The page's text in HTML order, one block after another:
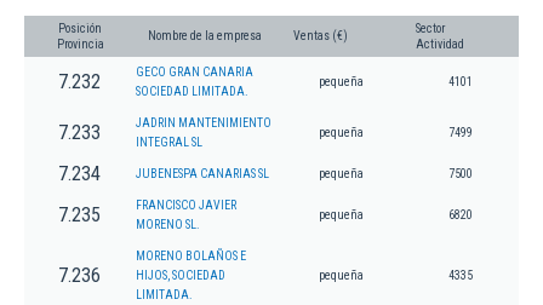
Posición
Provincia
Nombre de la empresa Ventas (€)
Sector
Actividad
7.232
GECO GRAN CANARIA
SOCIEDAD LIMITADA.
pequeña 4101
7.233
JADRIN MANTENIMIENTO
INTEGRAL SL
pequeña 7499
7.234 JUBENESPA CANARIAS SL pequeña 7500
7.235
FRANCISCO JAVIER
MORENO SL.
pequeña 6820
7.236
MORENO BOLAÑOS E
HIJOS, SOCIEDAD
LIMITADA.
pequeña 4335